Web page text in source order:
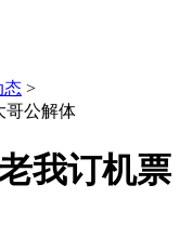
态 >
哥公解体
我订机票